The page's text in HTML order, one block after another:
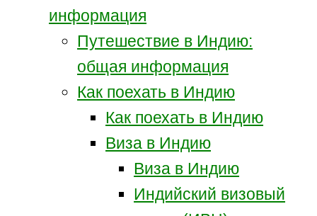
информация
Путешествие в Индию:
общая информация
Как поехать в Индию
Как поехать в Индию
Виза в Индию
Виза в Индию
Индийский визовый